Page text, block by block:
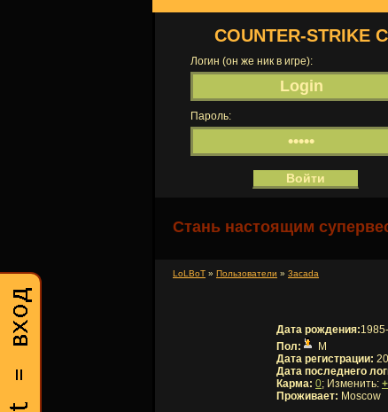
COUNTER-STRIKE
Логин (он же ник в игре):
Пароль:
Стань настоящим
LoLBoT » Пользователи » 3acada
Дата рождения:
Пол:
М
Дата регистрации:
Дата последнего
Карма: 0; Изменить: +
Проживает: Moscow